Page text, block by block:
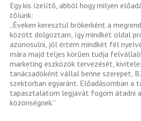
Egy kis ízelítő, abból hogy milyen
tőlünk:
„Éveken keresztül brókerként a
között dolgoztam, így mindkét oldal
azonosulni, jól értem mindkét fél
mára majd teljes körűen tudja
marketing eszközök tervezését,
tanácsadóként vállal benne szerepet,
szektorban egyaránt. Előadásomban a
tapasztalatom legjavát fogom átadni
közönségnek.”